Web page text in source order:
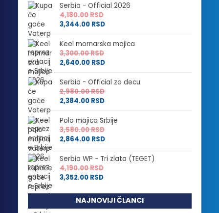
Serbia - Official 2026
4,180.00RSD
3,344.00 RSD
Keel mornarska majica
3,300.00RSD
2,640.00 RSD
Serbia - Official za decu
2,980.00RSD
2,384.00 RSD
Polo majica Srbije
3,580.00RSD
2,864.00 RSD
Serbia WP - Tri zlata (TEGET)
4,190.00RSD
3,352.00 RSD
NAJNOVIJI ČLANCI